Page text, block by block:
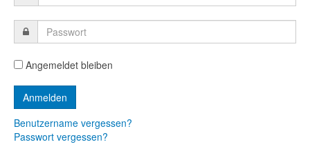
Angemeldet bleiben
Benutzername vergessen?
Passwort vergessen?